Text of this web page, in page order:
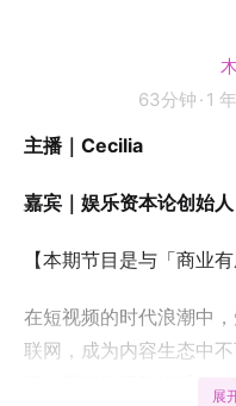
63分钟 · 1
主播｜Cecilia
嘉宾｜娱乐资本论创始
【本期节目是与「商业
在短视频的时代浪潮中
联网，成为内容生态中
目，我们邀请到娱乐行
展